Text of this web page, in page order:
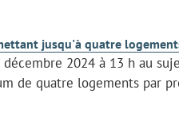
jusqu'à quatre
2024 à 13 h au
de quatre logements par